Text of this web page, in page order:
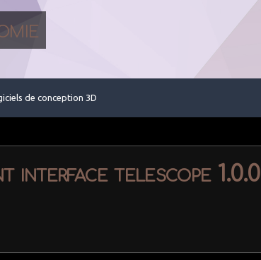
de conception 3D
interface telescope 1.0.0